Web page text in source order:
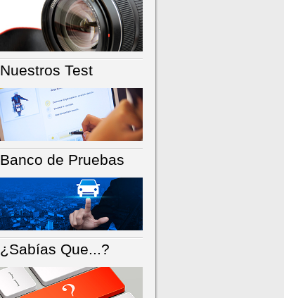
Nuestros Test
Banco de Pruebas
¿Sabías Que...?